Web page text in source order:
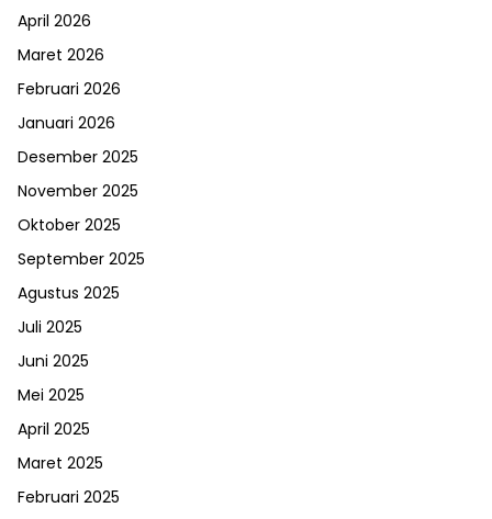
April 2026
Maret 2026
Februari 2026
Januari 2026
Desember 2025
November 2025
Oktober 2025
September 2025
Agustus 2025
Juli 2025
Juni 2025
Mei 2025
April 2025
Maret 2025
Februari 2025